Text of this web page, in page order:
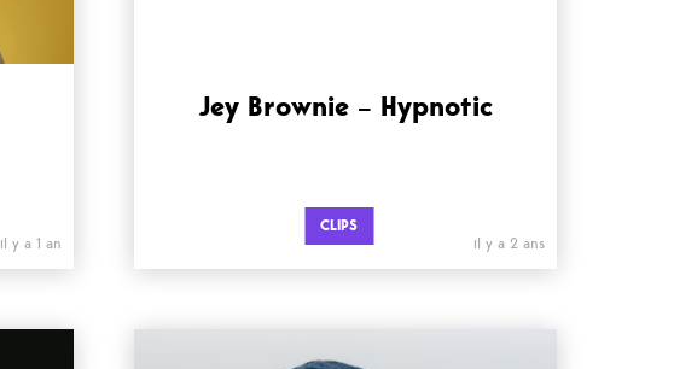
il y a 1 an
Jey Brownie – Hypnotic
CLIPS
il y a 2 ans